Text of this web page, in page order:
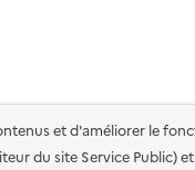
et d'améliorer le
du site Service Public)